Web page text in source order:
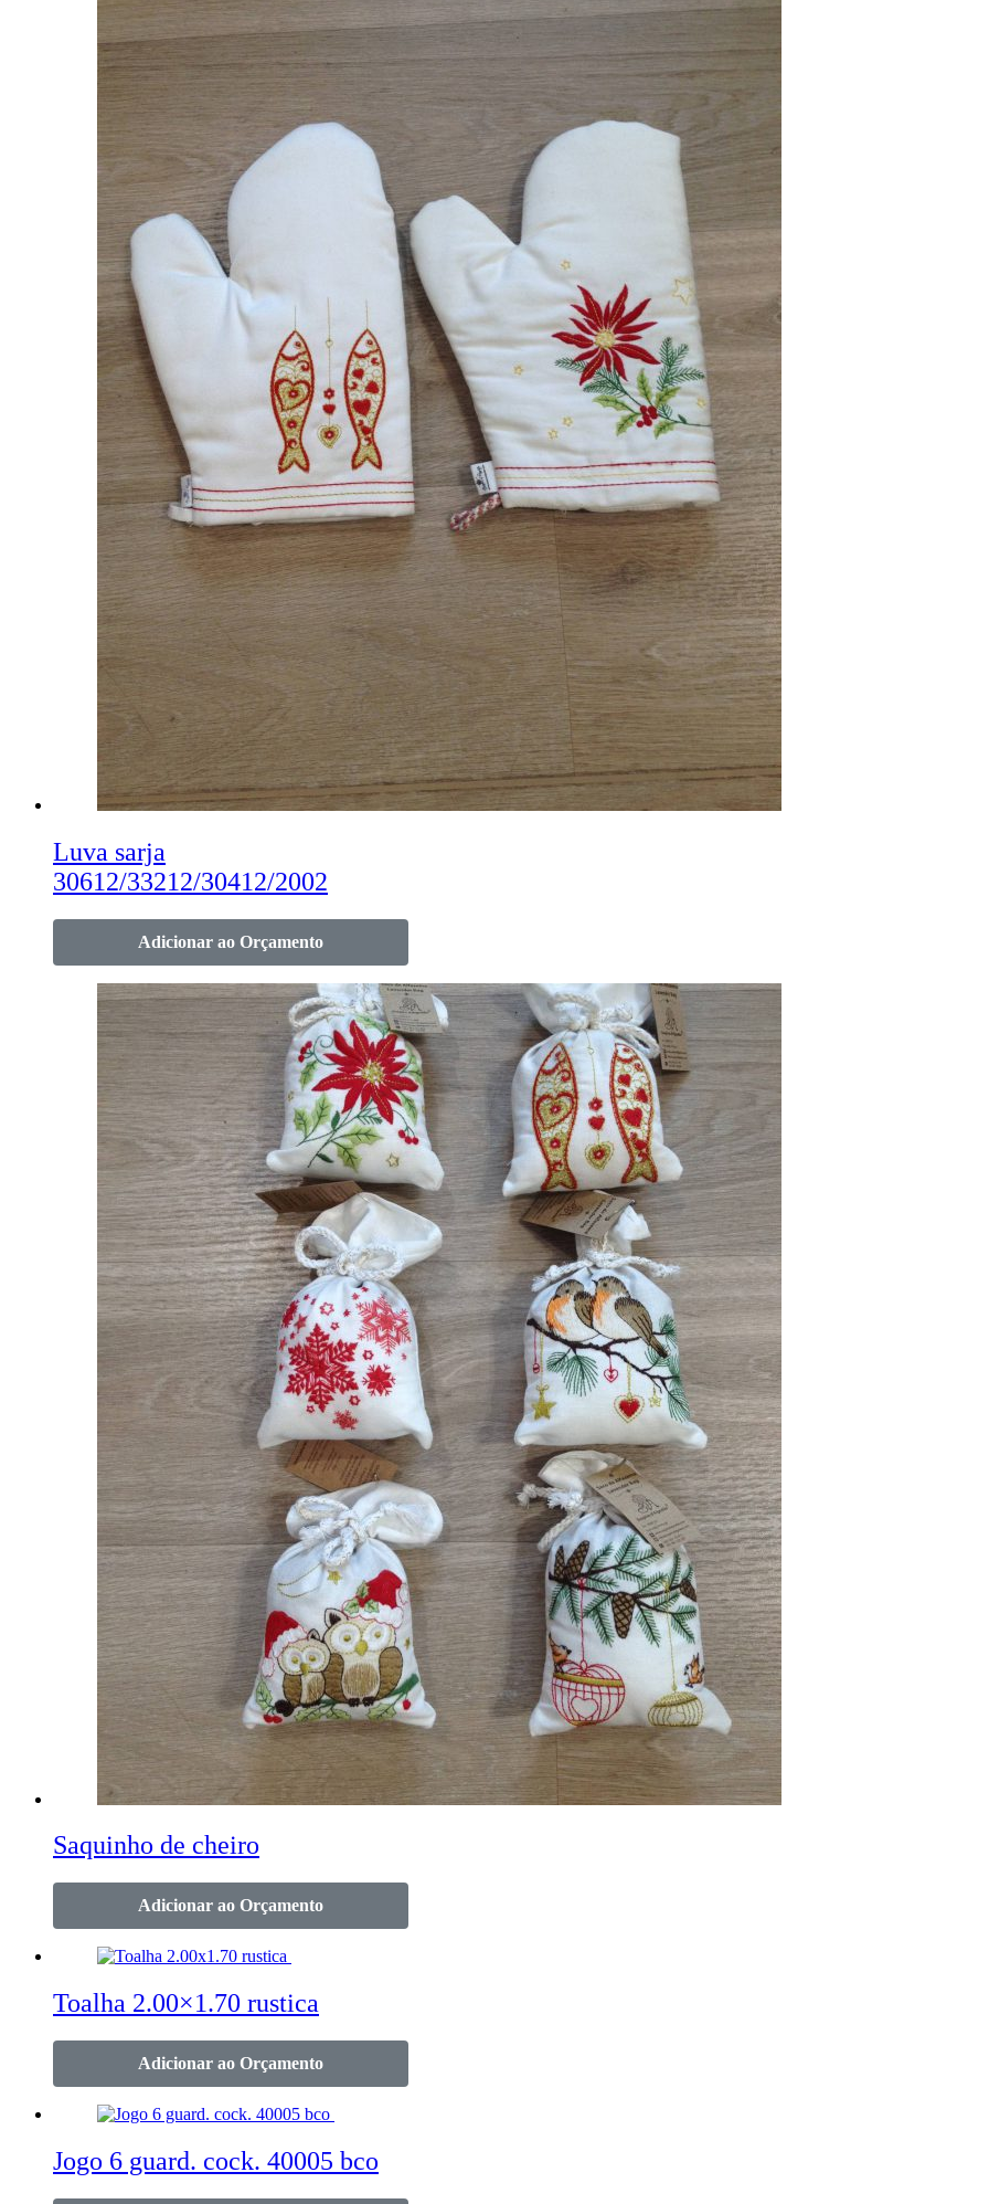
Luva sarja
30612/33212/30412/2002
Adicionar ao Orçamento
Saquinho de cheiro
Adicionar ao Orçamento
Toalha 2.00×1.70 rustica
Adicionar ao Orçamento
Jogo 6 guard. cock. 40005 bco